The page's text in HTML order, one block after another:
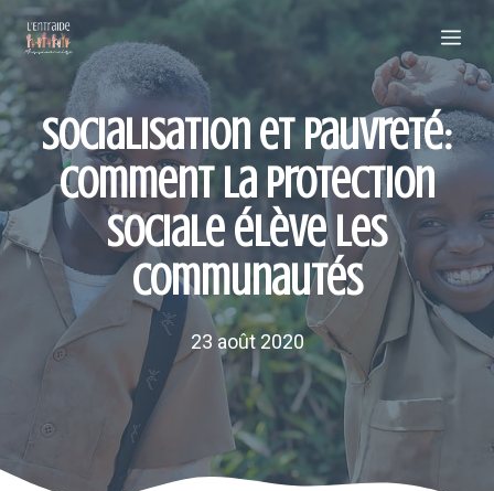
Aller
au
contenu
Socialisation et pauvreté:
comment la protection
sociale élève les
communautés
23 août 2020